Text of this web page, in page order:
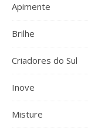
Apimente
Brilhe
Criadores do Sul
Inove
Misture